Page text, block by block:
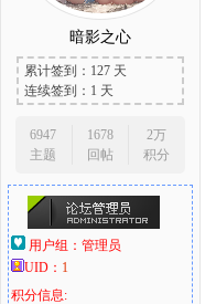
暗影之心
累计签到：127 天
连续签到：1 天
6947
主题
1678
回帖
2万
积分
用户组： 管理员
UID： 1
积分信息: